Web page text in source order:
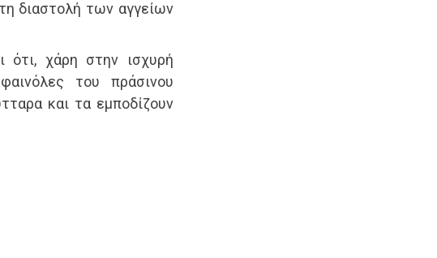
διαστολή των αγγείων
ότι, χάρη στην ισχυρή
του πράσινου
και τα εμποδίζουν